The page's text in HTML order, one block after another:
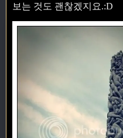
보는 것도 괜찮겠지요.:D